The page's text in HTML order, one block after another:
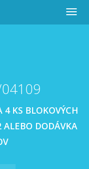
KS BLOKOVÝCH
ALEBO DODÁVKA